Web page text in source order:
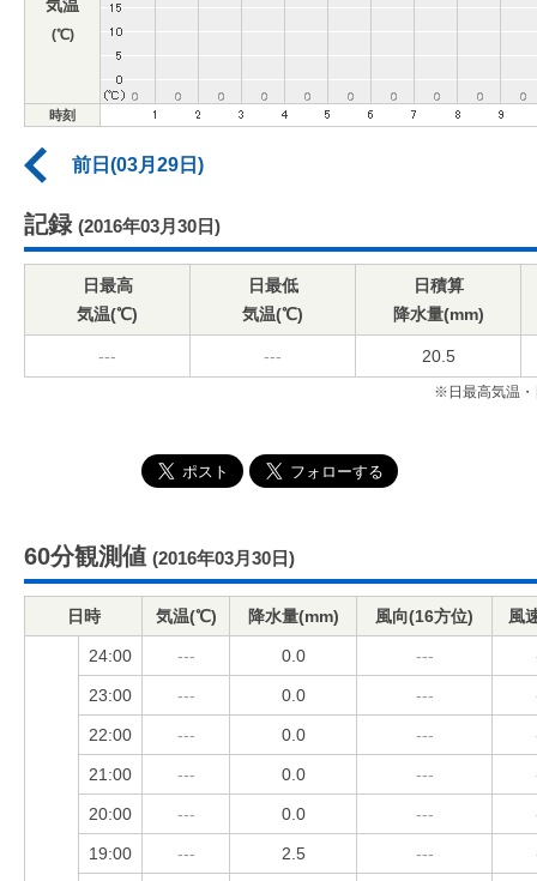
気温
(℃)
時刻
前日(03月29日)
記録 (2016年03月30日)
日最高
気温(℃)
日最低
気温(℃)
日積算
降水量(mm)
--- --- 20.5
※日最高気温・
60分観測値 (2016年03月30日)
日時 気温(℃) 降水量(mm) 風向(16方位) 風
24:00 --- 0.0 ---
23:00 --- 0.0 ---
22:00 --- 0.0 ---
21:00 --- 0.0 ---
20:00 --- 0.0 ---
19:00 --- 2.5 ---